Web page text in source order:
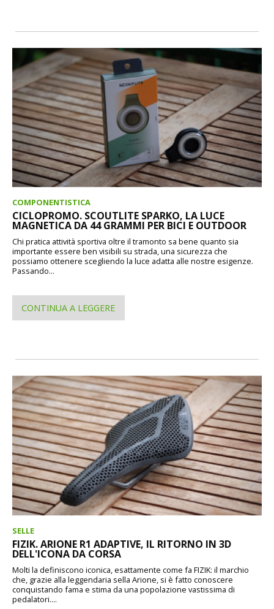
COMPONENTISTICA
CICLOPROMO. SCOUTLITE SPARKO, LA LUCE
MAGNETICA DA 44 GRAMMI PER BICI E OUTDOOR
Chi pratica attività sportiva oltre il tramonto sa bene quanto sia
importante essere ben visibili su strada, una sicurezza che
possiamo ottenere scegliendo la luce adatta alle nostre esigenze.
Passando...
CONTINUA A LEGGERE
SELLE
FIZIK. ARIONE R1 ADAPTIVE, IL RITORNO IN 3D
DELL'ICONA DA CORSA
Molti la definiscono iconica, esattamente come fa FIZIK: il marchio
che, grazie alla leggendaria sella Arione, si è fatto conoscere
conquistando fama e stima da una popolazione vastissima di
pedalatori....